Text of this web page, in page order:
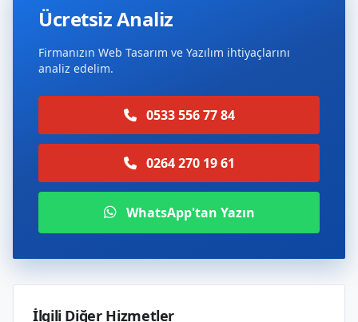
Ücretsiz Analiz
Firmanızın Web Tasarım ve Yazılım ihtiyaçlarını
analiz edelim.
0533 556 77 84
0264 270 19 61
WhatsApp'tan Yazın
İlgili Diğer Hizmetler